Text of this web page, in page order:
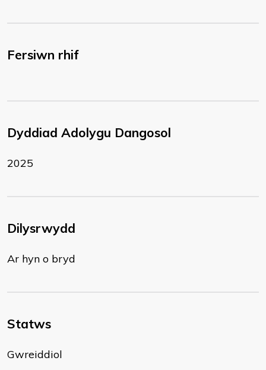
Fersiwn rhif
Dyddiad Adolygu Dangosol
2025
Dilysrwydd
Ar hyn o bryd
Statws
Gwreiddiol